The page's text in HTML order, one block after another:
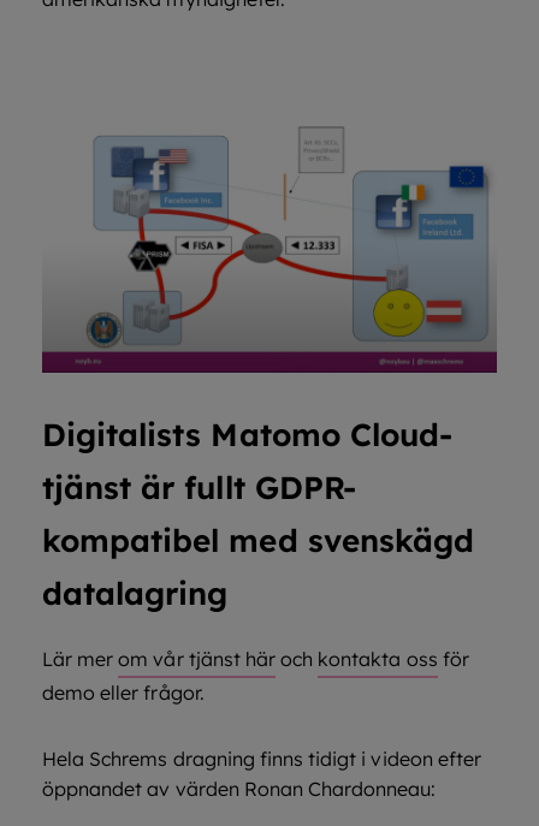
Digitalists Matomo Cloud-
tjänst är fullt GDPR-
kompatibel med svenskägd
datalagring
Lär merom vår tjänst här och kontakta oss för
demo eller frågor.
Hela Schrems dragning finns tidigt i videon efter
öppnandet av värden Ronan Chardonneau: